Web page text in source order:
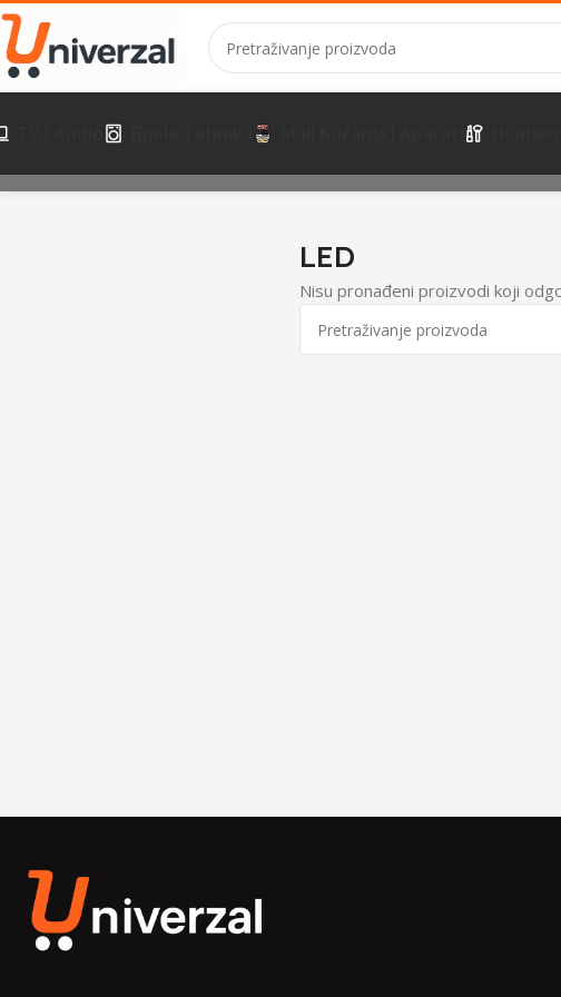
Početna TV i Audio TV LED
LED
Nisu pronađeni proizvodi koji